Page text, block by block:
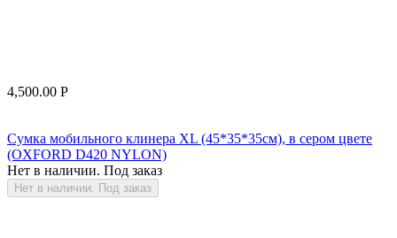
4,500.00 Р
Сумка мобильного клинера XL (45*35*35см), в сером цвете
(OXFORD D420 NYLON)
Нет в наличии. Под заказ
Нет в наличии. Под заказ